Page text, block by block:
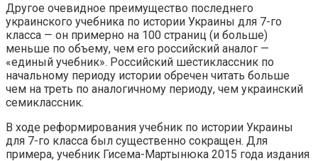
Другое очевидное преимущество последнего
украинского учебника по истории Украины для 7-го
класса — он примерно на 100 страниц (и больше)
меньше по объему, чем его российский аналог —
«единый учебник». Российский шестиклассник по
начальному периоду истории обречен читать больше
чем на треть по аналогичному периоду, чем украинский
семиклассник.
В ходе реформирования учебник по истории Украины
для 7-го класса был существенно сокращен. Для
примера, учебник Гисема-Мартынюка 2015 года издания